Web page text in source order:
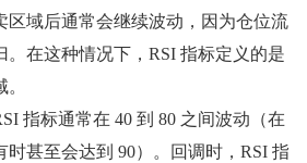
区域后通常会继续波动，因为仓位流
。在这种情况下，RSI 指标定义的是
指标通常在 40 到 80 之间波动（在
甚至会达到 90）。回调时，RSI 指